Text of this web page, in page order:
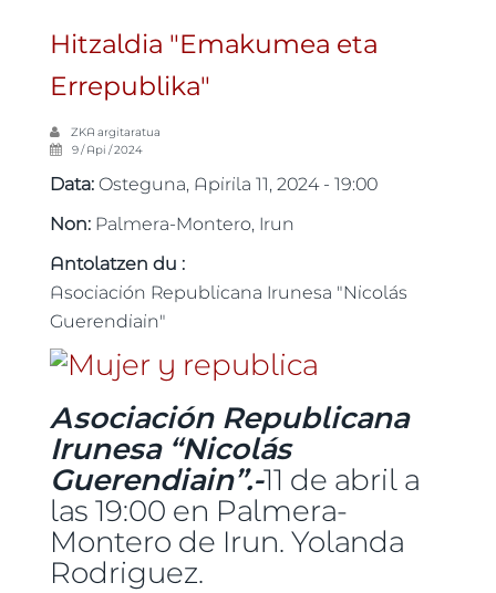
Hitzaldia "Emakumea eta
Errepublika"
ZKA argitaratua
9 / Api / 2024
Data:Osteguna, Apirila 11, 2024 - 19:00
Non: Palmera-Montero, Irun
Antolatzen du :
Asociación Republicana Irunesa "Nicolás
Guerendiain"
Asociación Republicana
Irunesa “Nicolás
Guerendiain”.-11 de abril a
las 19:00 en Palmera-
Montero de Irun. Yolanda
Rodriguez.